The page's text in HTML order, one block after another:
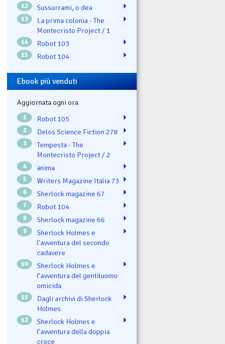
12 Sussurrami, o dea
13
La prima colonia - The
Montecristo Project / 1
14 Robot 103
15 Robot 104
Ebook più venduti
Aggiornata ogni ora
1 Robot 105
2 Delos Science Fiction 278
3
Tempesta - The
Montecristo Project / 2
4 ənima
5 Writers Magazine Italia 73
6 Sherlock magazine 67
7 Robot 104
8 Sherlock magazine 66
9
Sherlock Holmes e
l'avventura del secondo
cadavere
10
Sherlock Holmes e
l’avventura del gentiluomo
omicida
11
Dagli archivi di Sherlock
Holmes
12
Sherlock Holmes e
l’avventura della doppia
croce